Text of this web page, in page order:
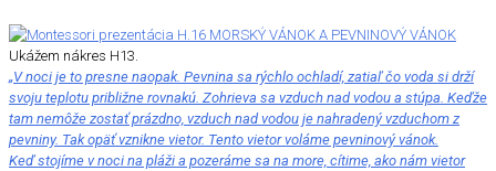
Ukážem nákres H13.
„V noci je to presne naopak. Pevnina sa rýchlo ochladí, zatiaľ čo voda si drží
svoju teplotu približne rovnakú. Zohrieva sa vzduch nad vodou a stúpa. Keďže
tam nemôže zostať prázdno, vzduch nad vodou je nahradený vzduchom z
pevniny. Tak opäť vznikne vietor. Tento vietor voláme pevninový vánok.
Keď stojíme v noci na pláži a pozeráme sa na more, cítime, ako nám vietor